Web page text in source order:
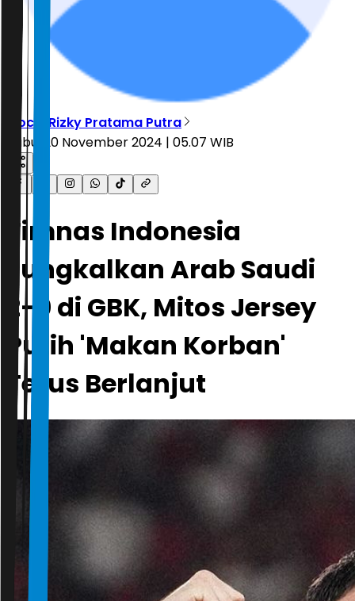
Moch. Rizky Pratama Putra
Rabu, 20 November 2024 | 05.07 WIB
Timnas Indonesia
Jungkalkan Arab Saudi
2-0 di GBK, Mitos Jersey
Putih 'Makan Korban'
Terus Berlanjut